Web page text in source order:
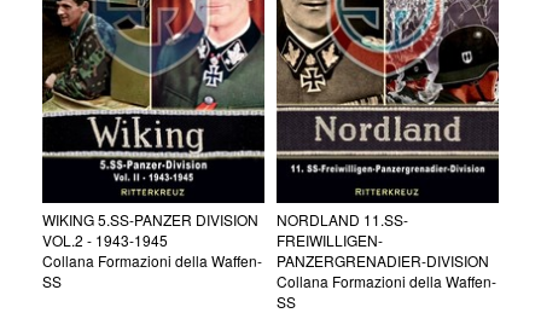
WIKING 5.SS-PANZER DIVISION
VOL.2 - 1943-1945
Collana Formazioni della Waffen-
SS
NORDLAND 11.SS-
FREIWILLIGEN-
PANZERGRENADIER-DIVISION
Collana Formazioni della Waffen-
SS